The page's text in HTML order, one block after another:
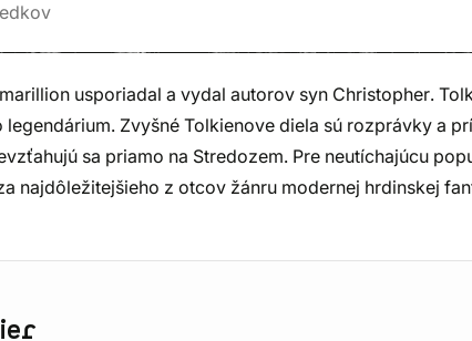
usporiadal a vydal autorov syn Christopher.
Zvyšné Tolkienove diela sú rozprávky a
sa priamo na Stredozem. Pre neutíchajúcu
najdôležitejšieho z otcov žánru modernej hrdinskej